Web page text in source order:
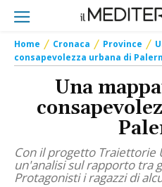
Home Cronaca Province
consapevolezza urbana di
Una
Con il progetto Traiettorie
un'analisi sul rapporto tra
Protagonisti i ragazzi di